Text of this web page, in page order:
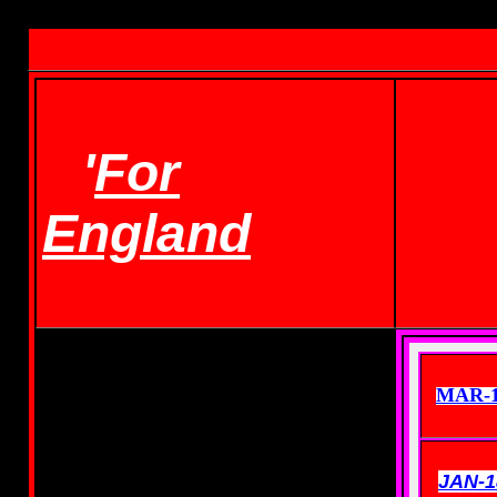
'For
England
MAR-
JAN-